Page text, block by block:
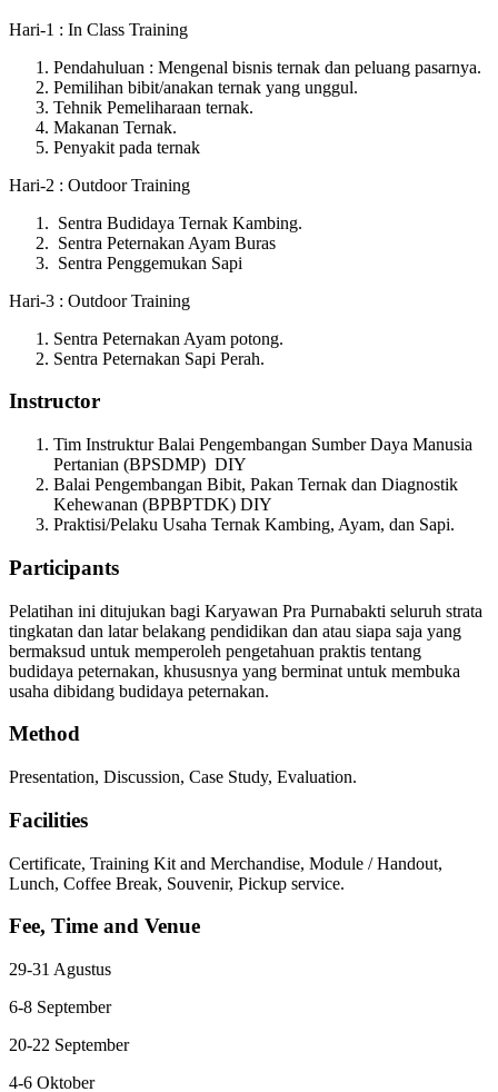
Hari-1 : In Class Training
Pendahuluan : Mengenal bisnis ternak dan peluang pasarnya.
Pemilihan bibit/anakan ternak yang unggul.
Tehnik Pemeliharaan ternak.
Makanan Ternak.
Penyakit pada ternak
Hari-2 : Outdoor Training
Sentra Budidaya Ternak Kambing.
Sentra Peternakan Ayam Buras
Sentra Penggemukan Sapi
Hari-3 : Outdoor Training
Sentra Peternakan Ayam potong.
Sentra Peternakan Sapi Perah.
Instructor
Tim Instruktur Balai Pengembangan Sumber Daya Manusia
Pertanian (BPSDMP) DIY
Balai Pengembangan Bibit, Pakan Ternak dan Diagnostik
Kehewanan (BPBPTDK) DIY
Praktisi/Pelaku Usaha Ternak Kambing, Ayam, dan Sapi.
Participants
Pelatihan ini ditujukan bagi Karyawan Pra Purnabakti seluruh strata
tingkatan dan latar belakang pendidikan dan atau siapa saja yang
bermaksud untuk memperoleh pengetahuan praktis tentang
budidaya peternakan, khususnya yang berminat untuk membuka
usaha dibidang budidaya peternakan.
Method
Presentation, Discussion, Case Study, Evaluation.
Facilities
Certificate, Training Kit and Merchandise, Module / Handout,
Lunch, Coffee Break, Souvenir, Pickup service.
Fee, Time and Venue
29-31 Agustus
6-8 September
20-22 September
4-6 Oktober